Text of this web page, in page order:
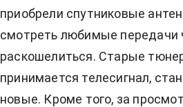
приобрели спутниковые
смотреть любимые передачи
раскошелиться. Старые
принимается телесигнал,
новые. Кроме того, за